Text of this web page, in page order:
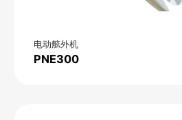
电动舷外机
PNE300